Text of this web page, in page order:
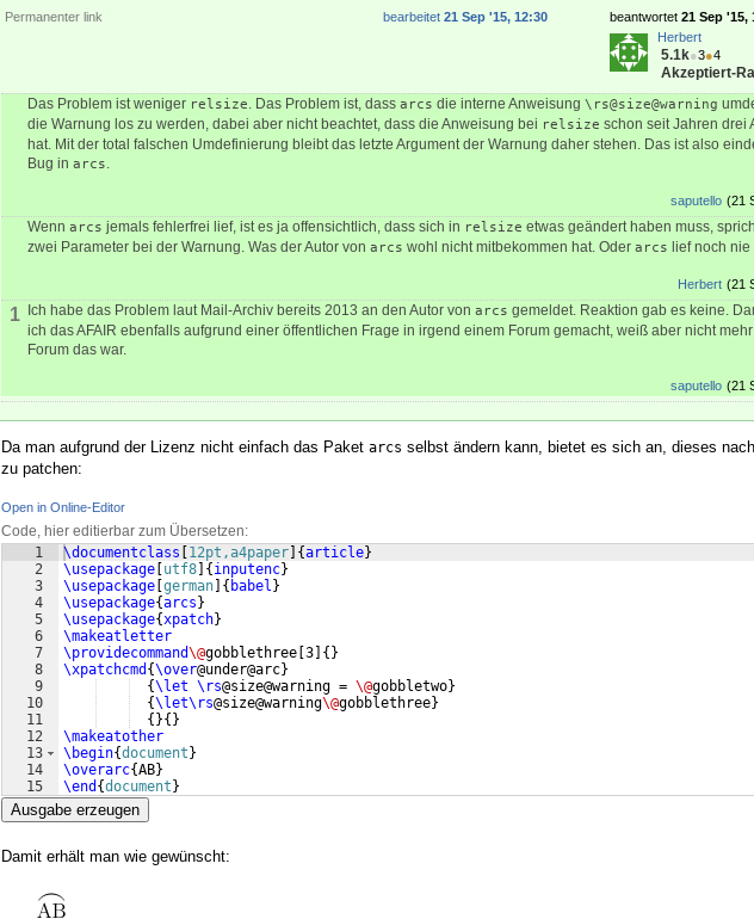
Permanenter link beantwortet 21 Sep '15,
Herbert
5.1k●3●4
Akzeptiert-
bearbeitet 21 Sep '15, 12:30
Das Problem ist weniger relsize. Das Problem ist, dass arcs die interne Anweisung \rs@size@warning
die Warnung los zu werden, dabei aber nicht beachtet, dass die Anweisung bei relsize schon seit Jahren drei
hat. Mit der total falschen Umdefinierung bleibt das letzte Argument der Warnung daher stehen. Das ist also
Bug in arcs.
(21
saputello
Wenn arcs jemals fehlerfrei lief, ist es ja offensichtlich, dass sich in relsize etwas geändert haben muss,
zwei Parameter bei der Warnung. Was der Autor von arcs wohl nicht mitbekommen hat. Oder arcs lief noch
(21
Herbert
1 Ich habe das Problem laut Mail-Archiv bereits 2013 an den Autor von arcs gemeldet. Reaktion gab es keine.
ich das AFAIR ebenfalls aufgrund einer öffentlichen Frage in irgend einem Forum gemacht, weiß aber nicht
Forum das war.
(21
saputello
Da man aufgrund der Lizenz nicht einfach das Paket arcs selbst ändern kann, bietet es sich an, dieses
zu patchen:
Open in Online-Editor
Code, hier editierbar zum Übersetzen:
1
2
3
4
5
6
7
8
9
10
11
12
13
14
15
\documentclass 12pt,a4paper {article}
\usepackage utf8 { inputenc}
\usepackage german { babel }
\usepackage{arcs }
\usepackage{xpatch}
\makeatletter
\providecommand\@gobblethree 3 { }
\xpatchcmd {\over@under@arc}
{\let \rs@size@warning = \@gobbletwo}
{\let\rs@size@warning\@gobblethree}
{ }{ }
\makeatother
\begin{document }
\overarc{AB}
\end {document }
Ausgabe erzeugen
Damit erhält man wie gewünscht: